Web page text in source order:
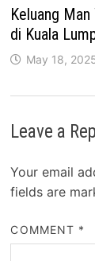
Keluang
di Kuala
May 18,
Leave a
Your email
fields are
COMMENT *